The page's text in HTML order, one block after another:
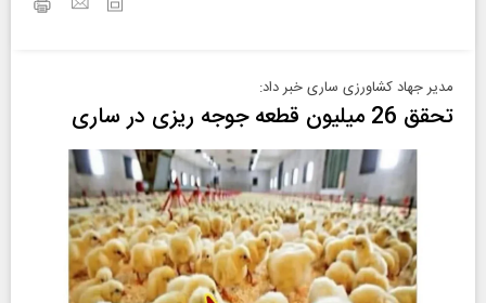
مدیر جهاد کشاورزی ساری خبر داد:
تحقق 26 میلیون قطعه جوجه ریزی در ساری